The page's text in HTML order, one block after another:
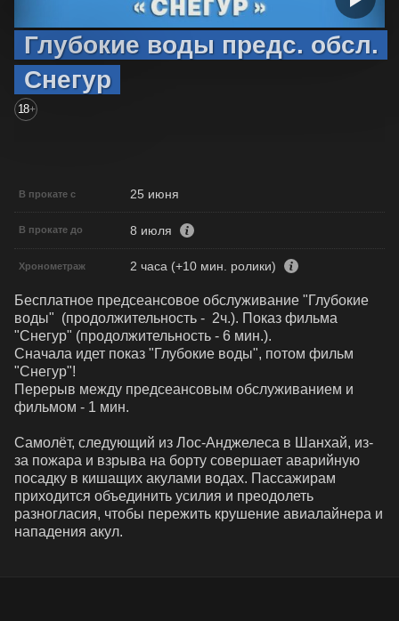
Глубокие воды предс. обсл.
Снегур
18+
В прокате с 25 июня
В прокате до 8 июля
Хронометраж 2 часа (+10 мин. ролики)
Бесплатное предсеансовое обслуживание "Глубокие
воды"  (продолжительность -  2ч.). Показ фильма
"Снегур" (продолжительность - 6 мин.).
Сначала идет показ "Глубокие воды", потом фильм
"Снегур"!
Перерыв между предсеансовым обслуживанием и
фильмом - 1 мин.
Самолёт, следующий из Лос-Анджелеса в Шанхай, из-
за пожара и взрыва на борту совершает аварийную
посадку в кишащих акулами водах. Пассажирам
приходится объединить усилия и преодолеть
разногласия, чтобы пережить крушение авиалайнера и
нападения акул.